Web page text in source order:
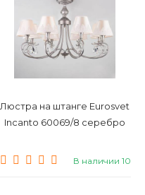
Люстра на штанге Eurosvet
Incanto 60069/8 серебро
В наличии 10